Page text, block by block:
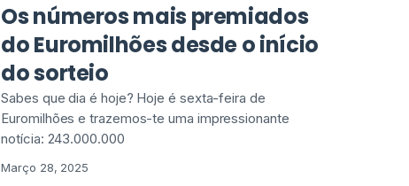
Os números mais premiados
do Euromilhões desde o início
do sorteio
Sabes que dia é hoje? Hoje é sexta-feira de
Euromilhões e trazemos-te uma impressionante
notícia: 243.000.000
Março 28, 2025